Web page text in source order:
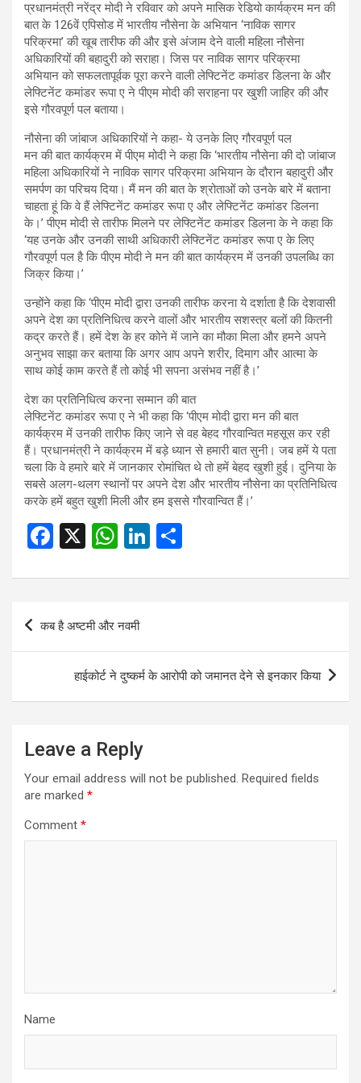
b
o
o
k
s
A
p
p
dI
n
e
प्रधानमंत्री नरेंद्र मोदी ने रविवार को अपने मासिक रेडियो कार्यक्रम मन की
बात के 126वें एपिसोड में भारतीय नौसेना के अभियान ‘नाविक सागर
परिक्रमा’ की खूब तारीफ की और इसे अंजाम देने वाली महिला नौसेना
अधिकारियों की बहादुरी को सराहा। जिस पर नाविक सागर परिक्रमा
अभियान को सफलतापूर्वक पूरा करने वाली लेफ्टिनेंट कमांडर डिलना के और
लेफ्टिनेंट कमांडर रूपा ए ने पीएम मोदी की सराहना पर खुशी जाहिर की और
इसे गौरवपूर्ण पल बताया।
नौसेना की जांबाज अधिकारियों ने कहा- ये उनके लिए गौरवपूर्ण पल
मन की बात कार्यक्रम में पीएम मोदी ने कहा कि ‘भारतीय नौसेना की दो जांबाज
महिला अधिकारियों ने नाविक सागर परिक्रमा अभियान के दौरान बहादुरी और
समर्पण का परिचय दिया। मैं मन की बात के श्रोताओं को उनके बारे में बताना
चाहता हूं कि वे हैं लेफ्टिनेंट कमांडर रूपा ए और लेफ्टिनेंट कमांडर डिलना
के।’ पीएम मोदी से तारीफ मिलने पर लेफ्टिनेंट कमांडर डिलना के ने कहा कि
‘यह उनके और उनकी साथी अधिकारी लेफ्टिनेंट कमांडर रूपा ए के लिए
गौरवपूर्ण पल है कि पीएम मोदी ने मन की बात कार्यक्रम में उनकी उपलब्धि का
जिक्र किया।’
उन्होंने कहा कि ‘पीएम मोदी द्वारा उनकी तारीफ करना ये दर्शाता है कि देशवासी
अपने देश का प्रतिनिधित्व करने वालों और भारतीय सशस्त्र बलों की कितनी
कद्र करते हैं। हमें देश के हर कोने में जाने का मौका मिला और हमने अपने
अनुभव साझा कर बताया कि अगर आप अपने शरीर, दिमाग और आत्मा के
साथ कोई काम करते हैं तो कोई भी सपना असंभव नहीं है।’
देश का प्रतिनिधित्व करना सम्मान की बात
लेफ्टिनेंट कमांडर रूपा ए ने भी कहा कि ‘पीएम मोदी द्वारा मन की बात
कार्यक्रम में उनकी तारीफ किए जाने से वह बेहद गौरवान्वित महसूस कर रही
हैं। प्रधानमंत्री ने कार्यक्रम में बड़े ध्यान से हमारी बात सुनी। जब हमें ये पता
चला कि वे हमारे बारे में जानकार रोमांचित थे तो हमें बेहद खुशी हुई। दुनिया के
सबसे अलग-थलग स्थानों पर अपने देश और भारतीय नौसेना का प्रतिनिधित्व
करके हमें बहुत खुशी मिली और हम इससे गौरवान्वित हैं।’
F
ce
b
o
X
W
at
A
p
p
Li
ke ar
Post
navigation
कब है अष्टमी और नवमी
हाईकोर्ट ने दुष्कर्म के आरोपी को जमानत देने से इनकार किया
Leave a Reply
Your email address will not be published. Required fields
are marked *
Comment *
Name